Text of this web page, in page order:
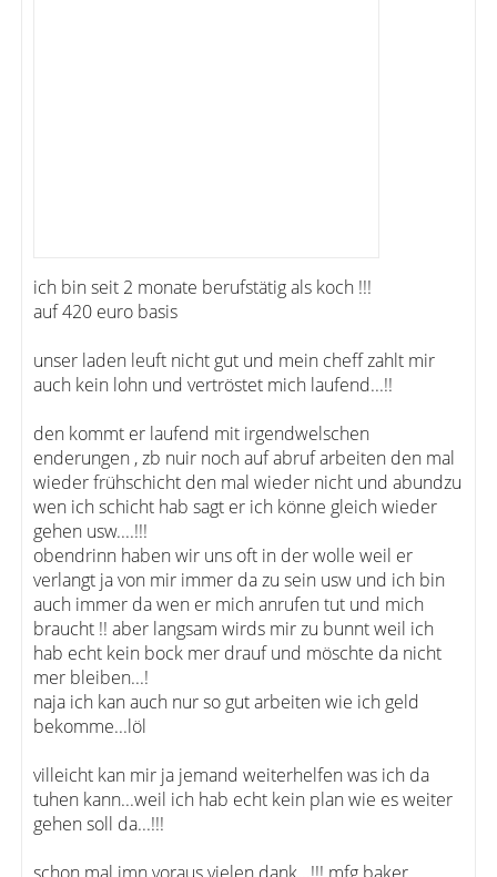
ich bin seit 2 monate berufstätig als koch !!!
auf 420 euro basis
unser laden leuft nicht gut und mein cheff zahlt mir
auch kein lohn und vertröstet mich laufend...!!
den kommt er laufend mit irgendwelschen
enderungen , zb nuir noch auf abruf arbeiten den mal
wieder frühschicht den mal wieder nicht und abundzu
wen ich schicht hab sagt er ich könne gleich wieder
gehen usw....!!!
obendrinn haben wir uns oft in der wolle weil er
verlangt ja von mir immer da zu sein usw und ich bin
auch immer da wen er mich anrufen tut und mich
braucht !! aber langsam wirds mir zu bunnt weil ich
hab echt kein bock mer drauf und möschte da nicht
mer bleiben...!
naja ich kan auch nur so gut arbeiten wie ich geld
bekomme...löl
villeicht kan mir ja jemand weiterhelfen was ich da
tuhen kann...weil ich hab echt kein plan wie es weiter
gehen soll da...!!!